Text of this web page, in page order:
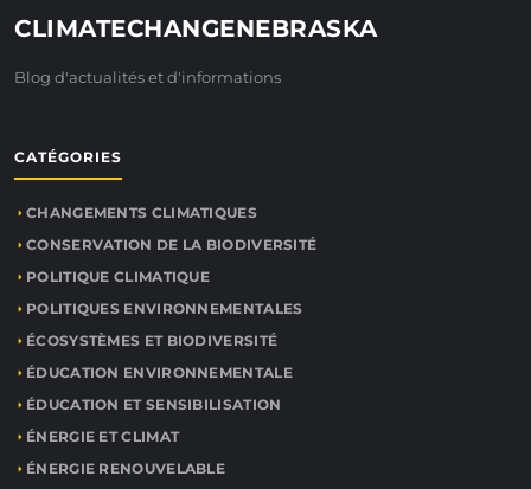
CLIMATECHANGENEBRASKA
Blog d'actualités et d'informations
CATÉGORIES
CHANGEMENTS CLIMATIQUES
CONSERVATION DE LA BIODIVERSITÉ
POLITIQUE CLIMATIQUE
POLITIQUES ENVIRONNEMENTALES
ÉCOSYSTÈMES ET BIODIVERSITÉ
ÉDUCATION ENVIRONNEMENTALE
ÉDUCATION ET SENSIBILISATION
ÉNERGIE ET CLIMAT
ÉNERGIE RENOUVELABLE